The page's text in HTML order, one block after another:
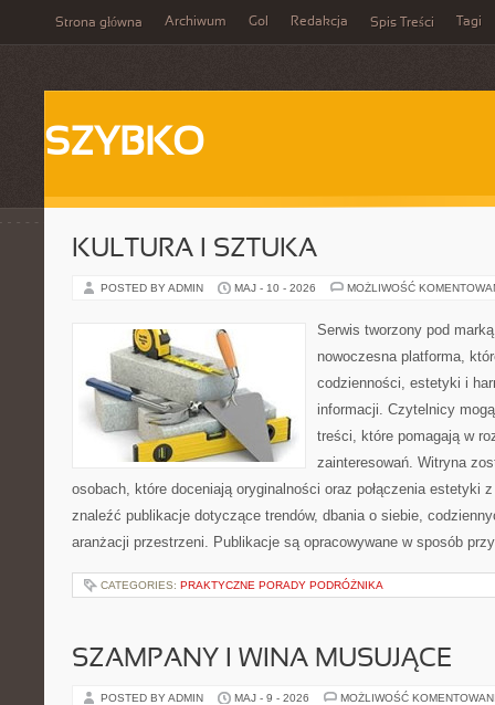
Strona główna Archiwum Gol Redakcja Spis Treści Tagi
SZYBKO
KULTURA I SZTUKA
POSTED BY ADMIN MAJ - 10 - 2026 MOŻLIWOŚĆ
Serwis tworzony pod
nowoczesna platforma,
codzienności, estetyki i
informacji. Czytelnicy
treści, które pomagają w
zainteresowań. Witryna
osobach, które doceniają oryginalności oraz połączenia estetyki
znaleźć publikacje dotyczące trendów, dbania o siebie,
aranżacji przestrzeni. Publikacje są opracowywane w sposób
CATEGORIES: PRAKTYCZNE PORADY PODRÓŻNIKA
SZAMPANY I WINA MUSUJĄCE
POSTED BY ADMIN MAJ - 9 - 2026 MOŻLIWOŚĆ